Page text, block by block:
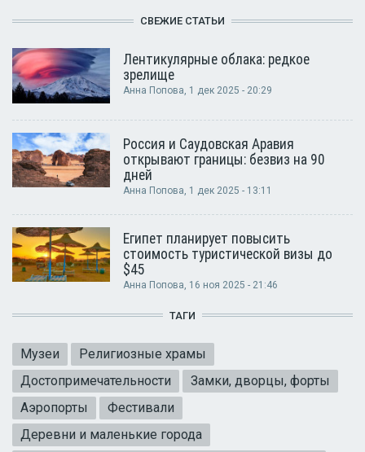
СВЕЖИЕ СТАТЬИ
Лентикулярные облака: редкое
зрелище
Анна Попова, 1 дек 2025 - 20:29
Россия и Саудовская Аравия
открывают границы: безвиз на 90
дней
Анна Попова, 1 дек 2025 - 13:11
Египет планирует повысить
стоимость туристической визы до
$45
Анна Попова, 16 ноя 2025 - 21:46
ТАГИ
Музеи
Религиозные храмы
Достопримечательности
Замки, дворцы, форты
Аэропорты
Фестивали
Деревни и маленькие города